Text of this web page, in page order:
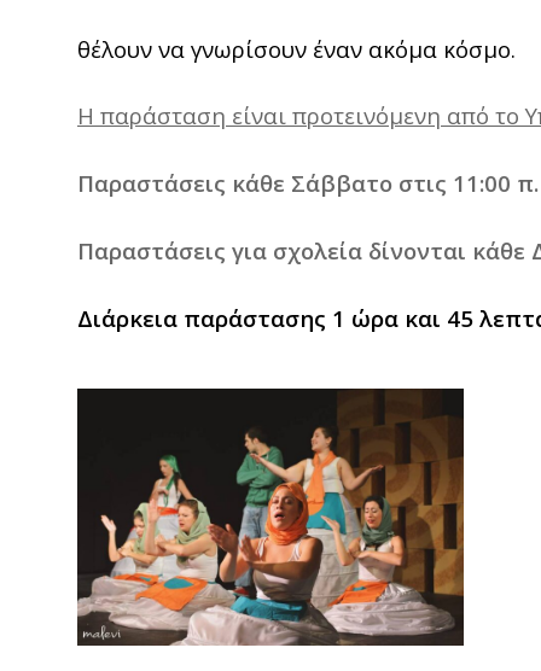
θέλουν να γνωρίσουν έναν ακόμα κόσμο.
Η παράσταση είναι προτεινόμενη από το
Παραστάσεις κάθε Σάββατο στις 11:00 π.
Παραστάσεις για σχολεία δίνονται κάθε
Διάρκεια παράστασης 1 ώρα και 45